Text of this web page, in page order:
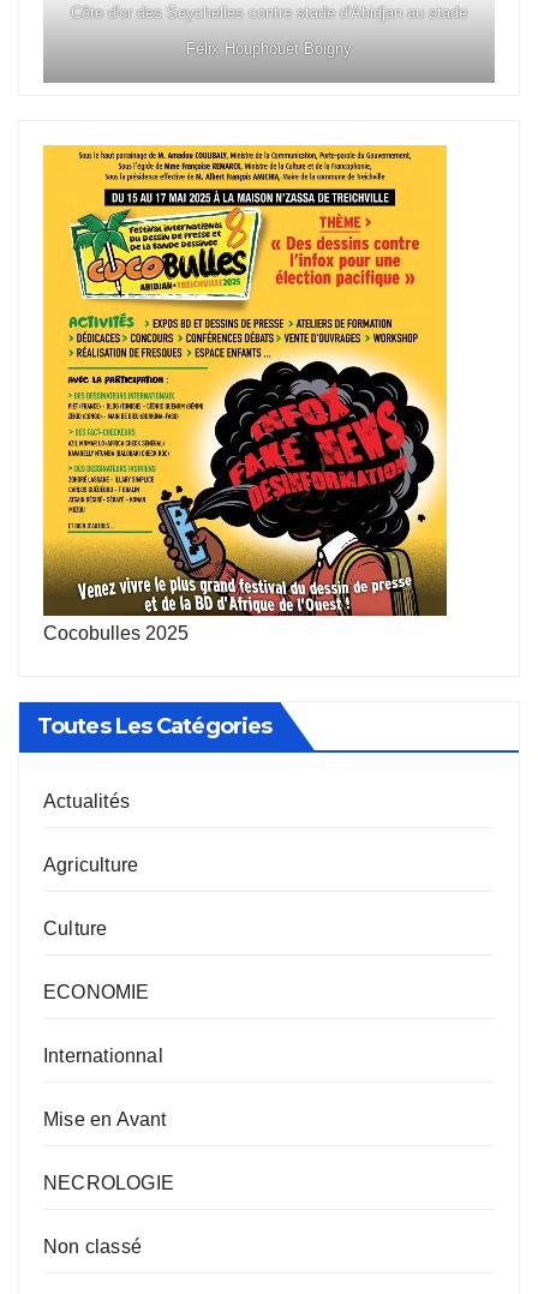
Côte d'or des Seychelles contre stade d'Abidjan au stade
Félix Houphouët Boigny
Cocobulles 2025
Toutes Les Catégories
Actualités
Agriculture
Culture
ECONOMIE
Internationnal
Mise en Avant
NECROLOGIE
Non classé